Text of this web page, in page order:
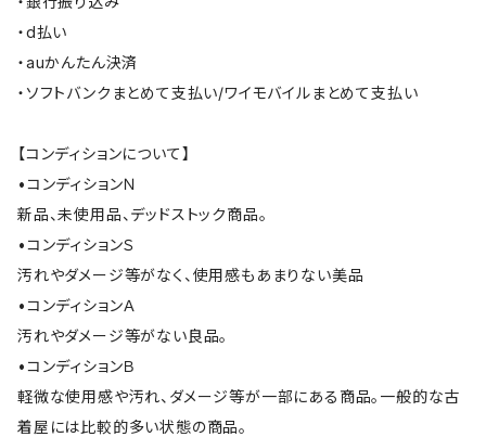
・d払い
・auかんたん決済
・ソフトバンクまとめて支払い/ワイモバイルまとめて支払い
【コンディションについて】
•コンディションＮ
新品、未使用品、デッドストック商品。
•コンディションＳ
汚れやダメージ等がなく、使用感もあまりない美品
•コンディションＡ
汚れやダメージ等がない良品。
•コンディションＢ
軽微な使用感や汚れ、ダメージ等が一部にある商品。一般的な古
着屋には比較的多い状態の商品。